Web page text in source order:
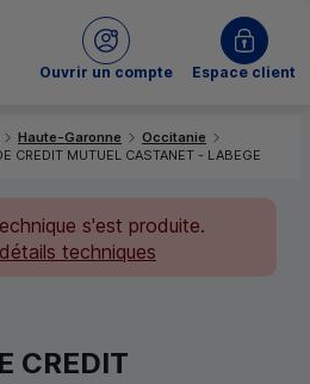
sur le site
Ouvrir un compte
du Crédit MutuelEspace client
Haute-Garonne
Occitanie
CREDIT MUTUEL CASTANET - LABEGE
s'est produite.
techniques
CREDIT